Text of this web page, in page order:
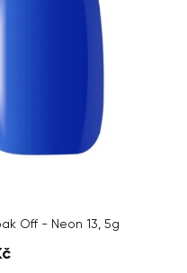
Off - Neon 13, 5g